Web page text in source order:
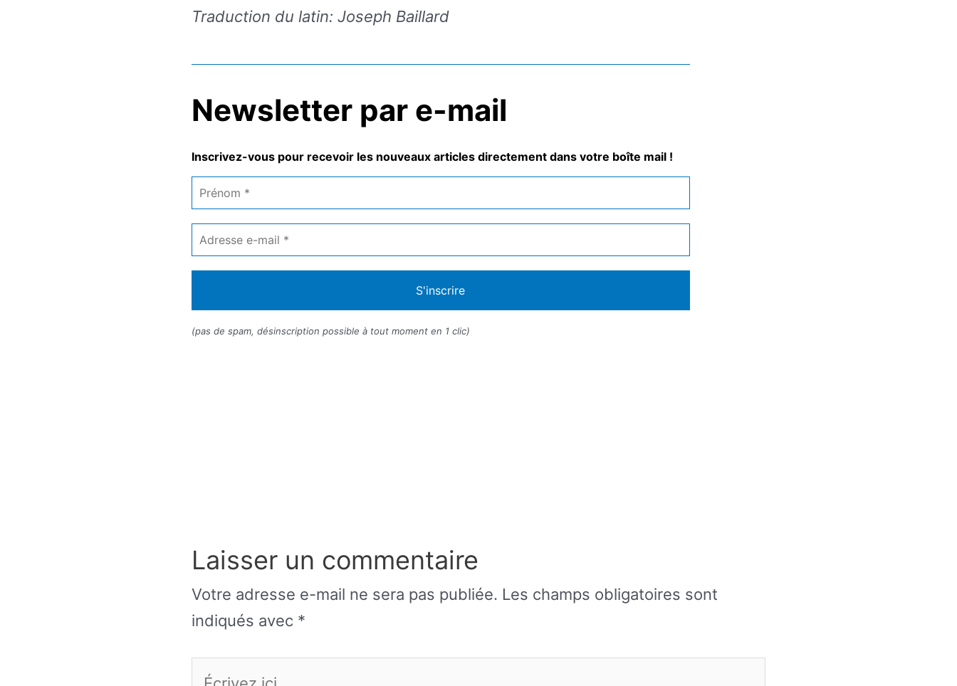
Traduction du latin: Joseph Baillard
Newsletter par e-mail
Inscrivez-vous pour recevoir les nouveaux articles directement dans votre boîte mail !
Prénom
Adresse
e-
mail
*
(pas de spam, désinscription possible à tout moment en 1 clic)
Laisser un commentaire
Votre adresse e-mail ne sera pas publiée. Les champs obligatoires sont
indiqués avec *
Écrivez